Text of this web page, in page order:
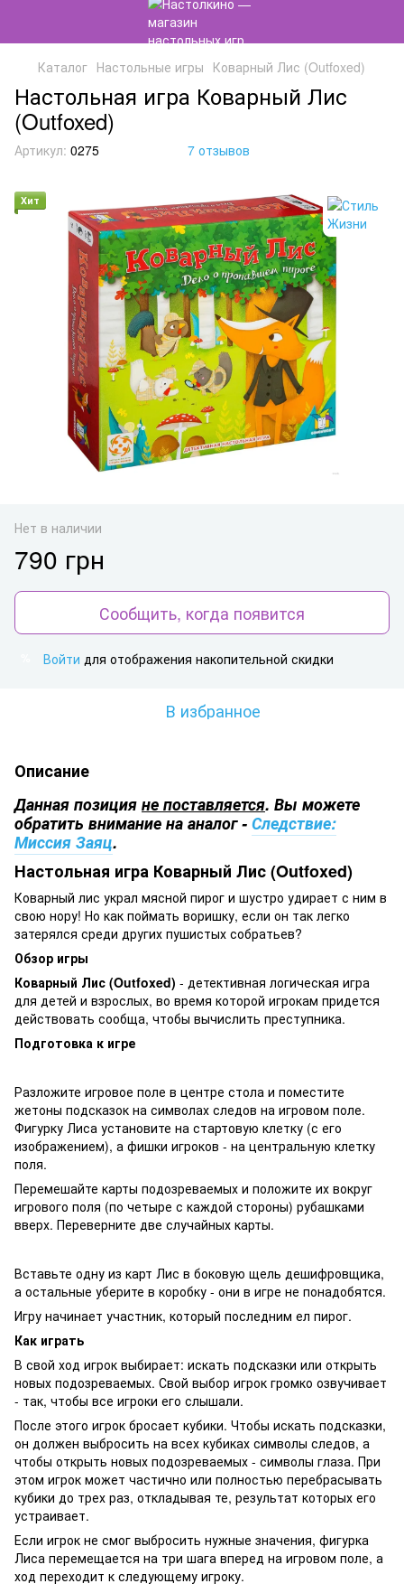
Каталог Настольные игры Коварный Лис (Outfoxed)
Настольная игра Коварный Лис
(Outfoxed)
Артикул: 0275 7 отзывов
Хит
Нет в наличии
790 грн
Сообщить, когда появится
Войти для отображения накопительной скидки
В избранное
Описание
Данная позицияне поставляется. Вы можете
обратить внимание на аналог -Следствие:
Миссия Заяц.
Настольная игра Коварный Лис (Outfoxed)
Коварный лис украл мясной пирог и шустро удирает с ним в
свою нору! Но как поймать воришку, если он так легко
затерялся среди других пушистых собратьев?
Обзор игры
Коварный Лис (Outfoxed) - детективная логическая игра
для детей и взрослых, во время которой игрокам придется
действовать сообща, чтобы вычислить преступника.
Подготовка к игре
Разложите игровое поле в центре стола и поместите
жетоны подсказок на символах следов на игровом поле.
Фигурку Лиса установите на стартовую клетку (с его
изображением), а фишки игроков - на центральную клетку
поля.
Перемешайте карты подозреваемых и положите их вокруг
игрового поля (по четыре с каждой стороны) рубашками
вверх. Переверните две случайных карты.
Вставьте одну из карт Лис в боковую щель дешифровщика,
а остальные уберите в коробку - они в игре не понадобятся.
Игру начинает участник, который последним ел пирог.
Как играть
В свой ход игрок выбирает: искать подсказки или открыть
новых подозреваемых. Свой выбор игрок громко озвучивает
- так, чтобы все игроки его слышали.
После этого игрок бросает кубики. Чтобы искать подсказки,
он должен выбросить на всех кубиках символы следов, а
чтобы открыть новых подозреваемых - символы глаза. При
этом игрок может частично или полностью перебрасывать
кубики до трех раз, откладывая те, результат которых его
устраивает.
Если игрок не смог выбросить нужные значения, фигурка
Лиса перемещается на три шага вперед на игровом поле, а
ход переходит к следующему игроку.